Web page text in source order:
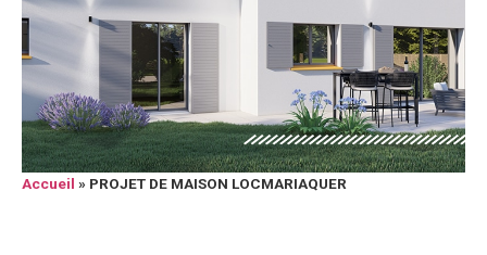
Accueil » PROJET DE MAISON LOCMARIAQUER